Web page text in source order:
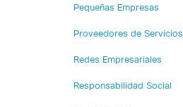
Pequeñas Empresas
Proveedores de Servicios
Redes Empresariales
Responsabilidad Social